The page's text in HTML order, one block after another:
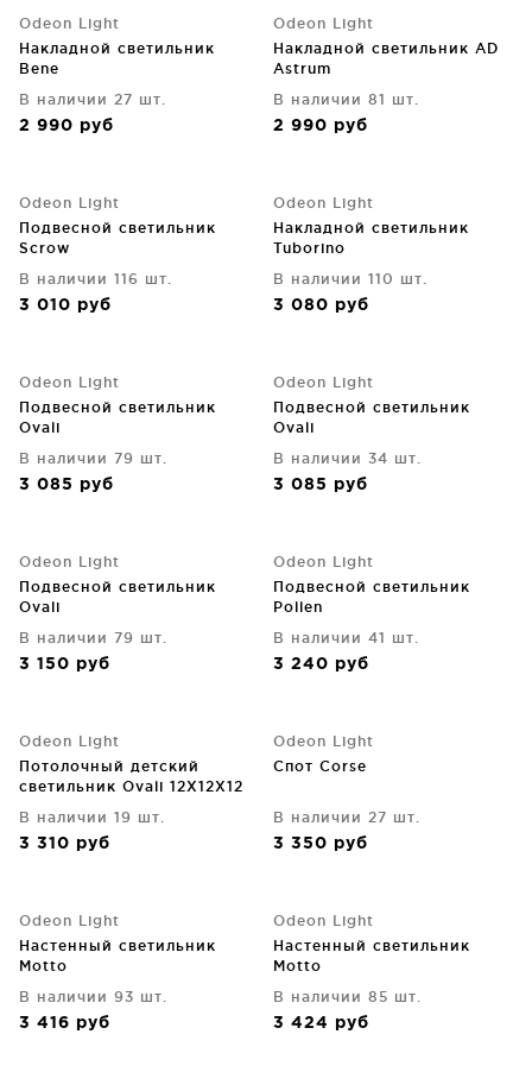
Odeon Light
Накладной светильник
Bene
В наличии 27 шт.
2 990 руб
Odeon Light
Накладной светильник AD
Astrum
В наличии 81 шт.
2 990 руб
Odeon Light
Подвесной светильник
Scrow
В наличии 116 шт.
3 010 руб
Odeon Light
Накладной светильник
Tuborino
В наличии 110 шт.
3 080 руб
Odeon Light
Подвесной светильник
Ovali
В наличии 79 шт.
3 085 руб
Odeon Light
Подвесной светильник
Ovali
В наличии 34 шт.
3 085 руб
Odeon Light
Подвесной светильник
Ovali
В наличии 79 шт.
3 150 руб
Odeon Light
Подвесной светильник
Pollen
В наличии 41 шт.
3 240 руб
Odeon Light
Потолочный детский
светильник Ovali 12X12X12
В наличии 19 шт.
3 310 руб
Odeon Light
Спот Corse
В наличии 27 шт.
3 350 руб
Odeon Light
Настенный светильник
Motto
В наличии 93 шт.
3 416 руб
Odeon Light
Настенный светильник
Motto
В наличии 85 шт.
3 424 руб